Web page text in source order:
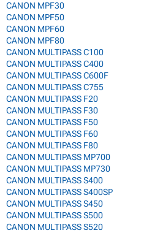
CANON MPF30
CANON MPF50
CANON MPF60
CANON MPF80
CANON MULTIPASS C100
CANON MULTIPASS C400
CANON MULTIPASS C600F
CANON MULTIPASS C755
CANON MULTIPASS F20
CANON MULTIPASS F30
CANON MULTIPASS F50
CANON MULTIPASS F60
CANON MULTIPASS F80
CANON MULTIPASS MP700
CANON MULTIPASS MP730
CANON MULTIPASS S400
CANON MULTIPASS S400SP
CANON MULTIPASS S450
CANON MULTIPASS S500
CANON MULTIPASS S520